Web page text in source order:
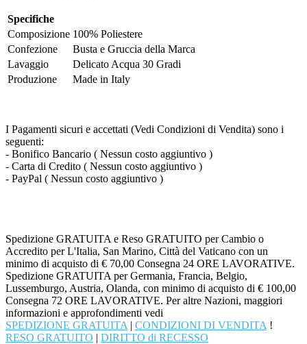
Specifiche
Composizione 100% Poliestere
Confezione
Busta e Gruccia della Marca
Lavaggio
Delicato Acqua 30 Gradi
Produzione
Made in Italy
I Pagamenti sicuri e accettati (Vedi Condizioni di Vendita) sono i
seguenti:
- Bonifico Bancario ( Nessun costo aggiuntivo )
- Carta di Credito ( Nessun costo aggiuntivo )
- PayPal ( Nessun costo aggiuntivo )
Spedizione GRATUITA e Reso GRATUITO per Cambio o
Accredito per L'Italia, San Marino, Città del Vaticano con un
minimo di acquisto di € 70,00 Consegna 24 ORE LAVORATIVE.
Spedizione GRATUITA per Germania, Francia, Belgio,
Lussemburgo, Austria, Olanda, con minimo di acquisto di € 100,00
Consegna 72 ORE LAVORATIVE. Per altre Nazioni, maggiori
informazioni e approfondimenti vedi
SPEDIZIONE GRATUITA | CONDIZIONI DI VENDITA !
RESO GRATUITO | DIRITTO di RECESSO